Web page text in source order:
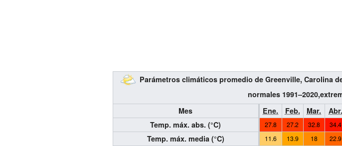
Parámetros climáticos promedio de Greenville, Carolina
normales
Mes
Ene. Feb. Mar. Abr.
Temp. máx. abs. (°C)
27.8 27.2 32.8 34.4
Temp. máx. media (°C) 11.6 13.9 18 22.9